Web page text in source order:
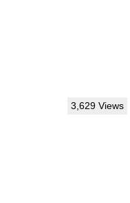
3,629 Views